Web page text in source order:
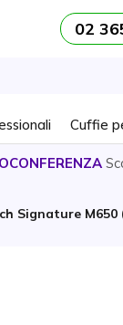
02
Cuffie
Signature